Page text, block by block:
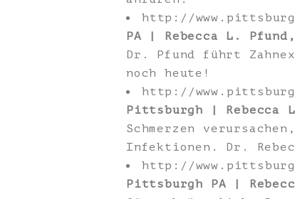
http://
PA | Rebecca L. Pfund,
Dr. Pfund führt
noch heute!
http://
Pittsburgh | Rebecca
Schmerzen
Infektionen. Dr.
http://
Pittsburgh PA |